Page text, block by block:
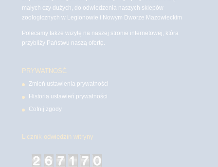
małych czy dużych, do odwiedzenia naszych sklepów
zoologicznych w Legionowie i Nowym Dworze Mazowieckim
Polecamy także wizytę na naszej stronie internetowej, która
przybliży Państwu naszą ofertę.
PRYWATNOŚĆ
Zmień ustawienia prywatności
Historia ustawień prywatności
Cofnij zgody
Licznik odwiedzin witryny